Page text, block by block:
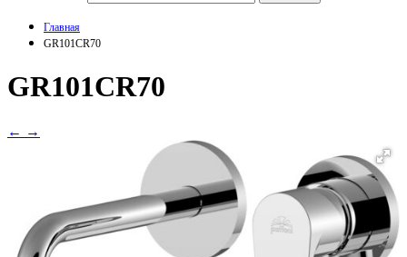
Главная
GR101CR70
GR101CR70
← →